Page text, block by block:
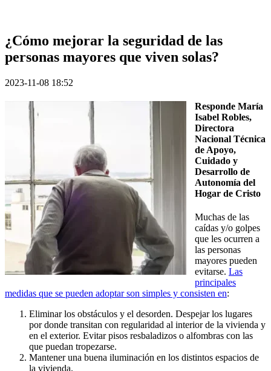
¿Cómo mejorar la seguridad de las
personas mayores que viven solas?
2023-11-08 18:52
Responde María
Isabel Robles,
Directora
Nacional Técnica
de Apoyo,
Cuidado y
Desarrollo de
Autonomía del
Hogar de Cristo
Muchas de las
caídas y/o golpes
que les ocurren a
las personas
mayores pueden
evitarse. Las
principales
medidas que se pueden adoptar son simples y consisten en:
Eliminar los obstáculos y el desorden. Despejar los lugares
por donde transitan con regularidad al interior de la vivienda y
en el exterior. Evitar pisos resbaladizos o alfombras con las
que puedan tropezarse.
Mantener una buena iluminación en los distintos espacios de
la vivienda.